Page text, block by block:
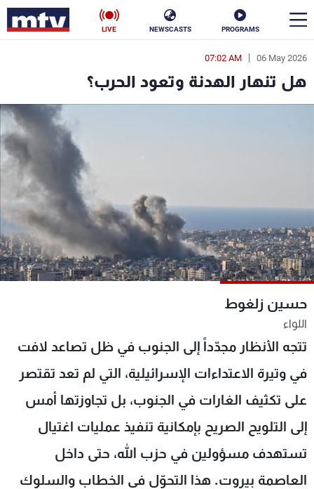
PROGRAMS
NEWSCASTS
LIVE
06 May 2026
07:02 AM
هل تنهار الهدنة وتعود الحرب؟
حسين زلغوط
اللواء
تتجه الأنظار مجدّداً إلى الجنوب في ظل تصاعد لافت
في وتيرة الاعتداءات الإسرائيلية، التي لم تعد تقتصر
على تكثيف الغارات في الجنوب، بل تجاوزتها أمس
إلى التلويح الصريح بإمكانية تنفيذ عمليات اغتيال
تستهدف مسؤولين في حزب الله، حتى داخل
العاصمة بيروت. هذا التحوّل في الخطاب والسلوك
en
الأخبار
رياضة
كأس العالم
جدول البرامج
شاهد البرامج
الترددات
عن MTV
الإنـتـاج
لاعلاناتكم
وظائف
تواصل معنا
شروط الإسـتخدام